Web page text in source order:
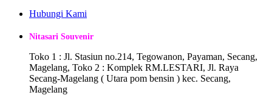
Hubungi Kami
Nitasari Souvenir
Toko 1 : Jl. Stasiun no.214, Tegowanon, Payaman, Secang,
Magelang, Toko 2 : Komplek RM.LESTARI, Jl. Raya
Secang-Magelang ( Utara pom bensin ) kec. Secang,
Magelang